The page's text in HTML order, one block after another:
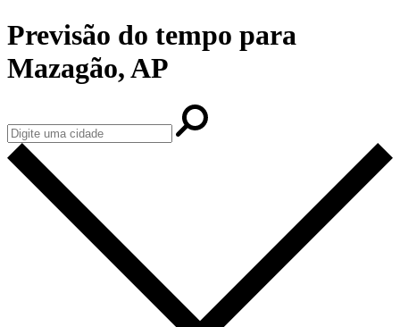
Previsão do tempo para
Mazagão, AP